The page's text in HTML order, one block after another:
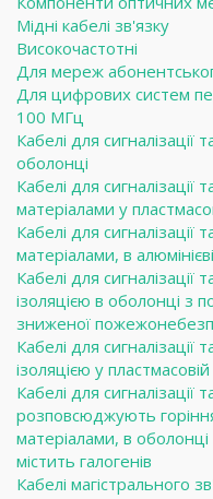
Мідні кабелі зв'язку
Високочастотні
Для мереж
Для цифрових систем
100 МГц
Кабелі для сигналізації
оболонці
Кабелі для
матеріалами у
Кабелі для
матеріалами, в
Кабелі для
ізоляцією в оболонці з
зниженої
Кабелі для
ізоляцією у
Кабелі для
розповсюджують
матеріалами, в
містить галогенів
Кабелі магістрального